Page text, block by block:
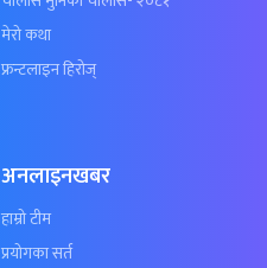
मेरो कथा
फ्रन्टलाइन हिरोज्
अनलाइनखबर
हाम्रो टीम
प्रयोगका सर्त